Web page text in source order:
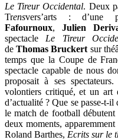
Le Tireur Occidental. Deux
Trensvers’arts :
Fafournoux, Julien
spectacle Le Tireur
deThomas Bruckert sur
temps que la Coupe de
spectacle capable de nous
proposait à ses
volontiers critiqué, et un art
d’actualité ? Que se passe-t-
le match de football débutent
deux moments,
Roland Barthes, Ecrits sur le